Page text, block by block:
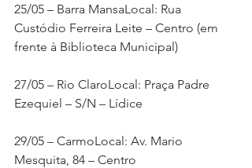
25/05 – Barra MansaLocal: Rua
Custódio Ferreira Leite – Centro (em
frente à Biblioteca Municipal)
27/05 – Rio ClaroLocal: Praça Padre
Ezequiel – S/N – Lídice
29/05 – CarmoLocal: Av. Mario
Mesquita, 84 – Centro